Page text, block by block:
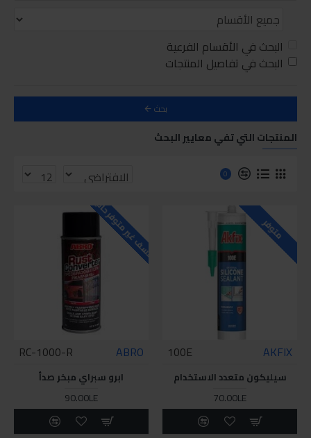
البحث في الأقسام الفرعية
البحث في تفاصيل المنتجات
بحث
المنتجات التي تفي معايير البحث
0
متوفر
AKFIX
100E
سيليكون متعدد الاستخدام
70.00LE
للاسف غير متوفر حاليا
ABRO
RC-1000-R
ابرو سبراي مبخر صدأ
90.00LE